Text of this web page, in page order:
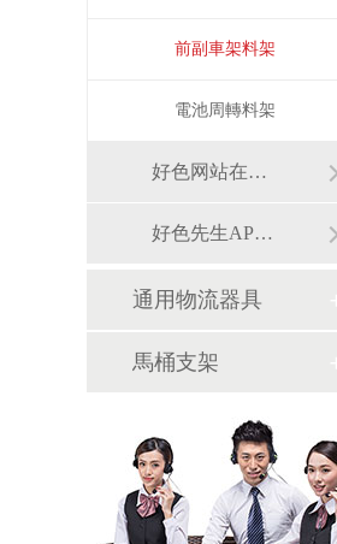
前副車架料架
電池周轉料架
好色网站在线观看架
好色先生APPIOS下载架
通用物流器具
馬桶支架